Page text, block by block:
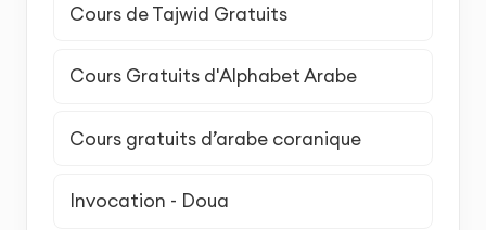
Cours de Tajwid Gratuits
Cours Gratuits d'Alphabet Arabe
Cours gratuits d’arabe coranique
Invocation - Doua